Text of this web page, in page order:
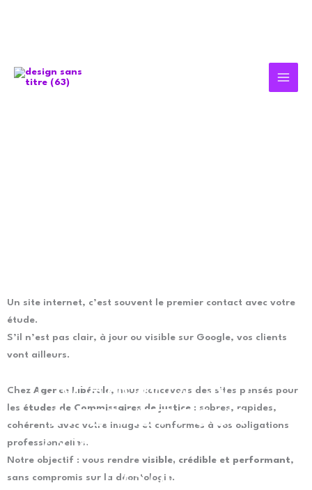
Un site internet, c’est souvent le premier contact avec votre
étude.
S’il n’est pas clair, à jour ou visible sur Google, vos clients
vont ailleurs.
Chez Agence Libérale, nous concevons des sites pensés pour
les études de Commissaires de justice : sobres, rapides,
cohérents avec votre image et conformes à vos obligations
professionnelles.
Notre objectif : vous rendre visible, crédible et performant,
sans compromis sur la déontologie.
CRÉATION DE SITE
INTERNET POUR
COMMISSAIRE DE
JUSTICE